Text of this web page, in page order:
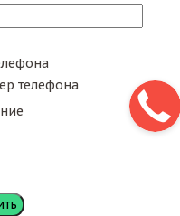
телефона